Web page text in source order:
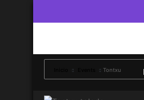
Tontxu